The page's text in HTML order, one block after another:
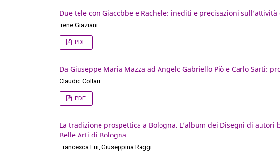
Due tele con Giacobbe e Rachele: inediti e precisazioni sull’attività
Irene Graziani
PDF
Da Giuseppe Maria Mazza ad Angelo Gabriello Piò e Carlo Sarti:
Claudio Collari
PDF
La tradizione prospettica a Bologna. L’album dei Disegni di autori
Belle Arti di Bologna
Francesca Lui, Giuseppina Raggi